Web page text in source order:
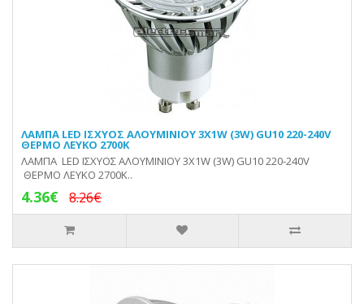
ΛΑΜΠΑ LED ΙΣΧΥΟΣ ΑΛΟΥΜΙΝΙΟΥ 3X1W (3W) GU10 220-240V
ΘΕΡΜΟ ΛΕΥΚΟ 2700Κ
ΛΑΜΠΑ LED ΙΣΧΥΟΣ ΑΛΟΥΜΙΝΙΟΥ 3X1W (3W) GU10 220-240V
ΘΕΡΜΟ ΛΕΥΚΟ 2700Κ..
4.36€ 8.26€